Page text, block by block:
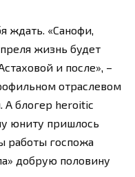
ждать. «Санофи,
жизнь будет
и после», –
отраслевом
А блогер heroitic
юниту пришлось
работы госпожа
добрую половину